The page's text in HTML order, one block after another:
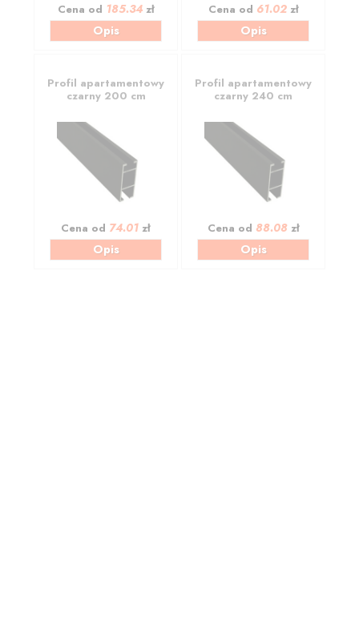
Cena od 185.34zł
Opis
Cena od 61.02zł
Opis
Profil apartamentowy
czarny 200 cm
Cena od 74.01 zł
Opis
Profil apartamentowy
czarny 240 cm
Cena od 88.08zł
Opis